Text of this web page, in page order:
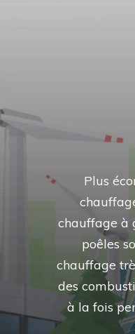
Plus
chauffage à
poêles
chauffage
des
à la fois